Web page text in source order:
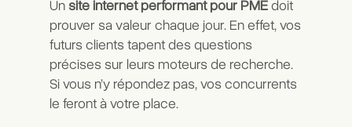
Un site internet performant pour PMEdoit
prouver sa valeur chaque jour. En effet, vos
futurs clients tapent des questions
précises sur leurs moteurs de recherche.
Si vous n’y répondez pas, vos concurrents
le feront à votre place.